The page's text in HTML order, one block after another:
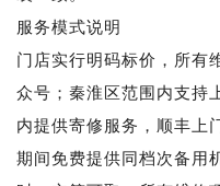
服务模式说明
门店实行明码标价，所有
众号；秦淮区范围内支持
内提供寄修服务，顺丰上
期间免费提供同档次备用